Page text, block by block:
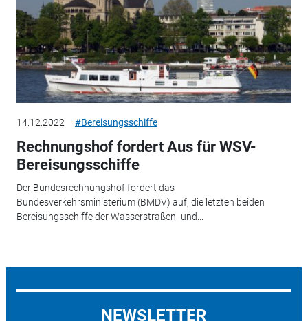
14.12.2022 #Bereisungsschiffe
Rechnungshof fordert Aus für WSV-
Bereisungsschiffe
Der Bundesrechnungshof fordert das
Bundesverkehrsministerium (BMDV) auf, die letzten beiden
Bereisungsschiffe der Wasserstraßen- und...
NEWSLETTER